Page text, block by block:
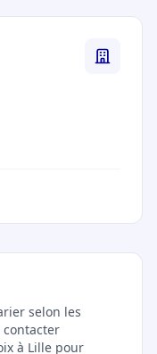
selon les
contacter
à Lille pour